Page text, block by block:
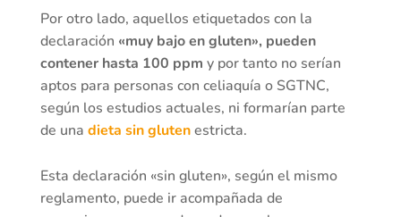
Por otro lado, aquellos etiquetados con la
declaración «muy bajo en gluten», pueden
contener hasta 100 ppm y por tanto no serían
aptos para personas con celiaquía o SGTNC,
según los estudios actuales, ni formarían parte
de una dieta sin glutenestricta.
Esta declaración «sin gluten», según el mismo
reglamento, puede ir acompañada de